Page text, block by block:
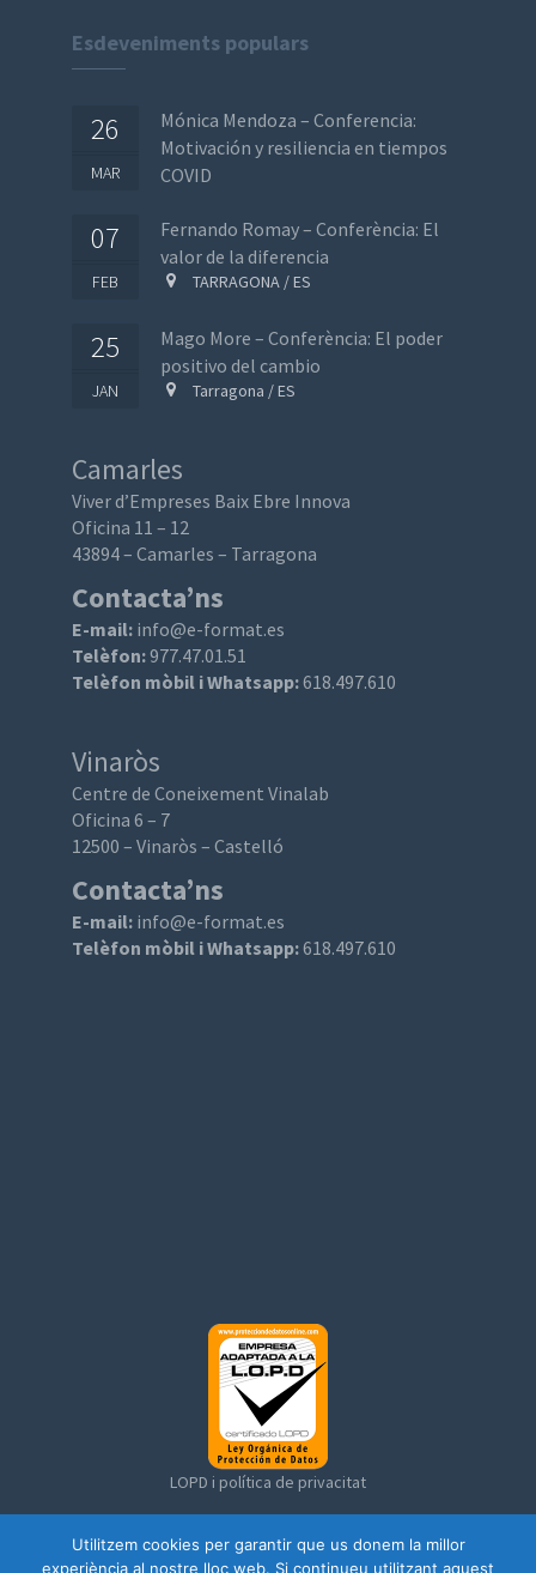
Esdeveniments populars
26
MAR
Mónica Mendoza – Conferencia:
Motivación y resiliencia en tiempos
COVID
07
FEB
Fernando Romay – Conferència: El
valor de la diferencia
TARRAGONA / ES
25
JAN
Mago More – Conferència: El poder
positivo del cambio
Tarragona / ES
Camarles
Viver d’Empreses Baix Ebre Innova
Oficina 11 – 12
43894 – Camarles – Tarragona
Contacta’ns
E-mail: info@e-format.es
Telèfon:977.47.01.51
Telèfon mòbil i Whatsapp:618.497.610
Vinaròs
Centre de Coneixement Vinalab
Oficina 6 – 7
12500 – Vinaròs – Castelló
Contacta’ns
E-mail: info@e-format.es
Telèfon mòbil i Whatsapp:618.497.610
LOPD i política de privacitat
Utilitzem cookies per garantir que us donem la millor
experiència al nostre lloc web. Si continueu utilitzant aquest